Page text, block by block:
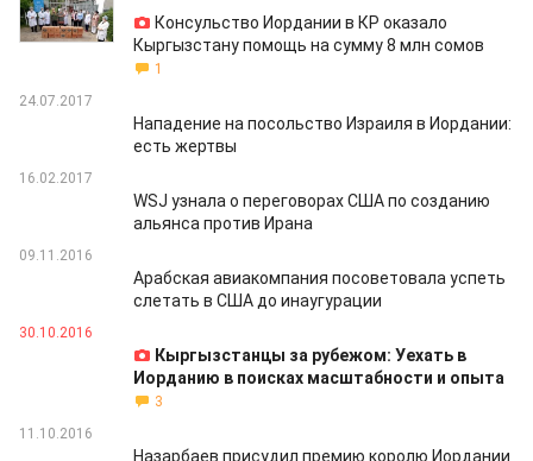
Консульство Иордании в КР оказало
Кыргызстану помощь на сумму 8 млн сомов
1
24.07.2017
Нападение на посольство Израиля в Иордании:
есть жертвы
16.02.2017
WSJ узнала о переговорах США по созданию
альянса против Ирана
09.11.2016
Арабская авиакомпания посоветовала успеть
слетать в США до инаугурации
30.10.2016
Кыргызстанцы за рубежом: Уехать в
Иорданию в поисках масштабности и опыта
3
11.10.2016
Назарбаев присудил премию королю Иордании